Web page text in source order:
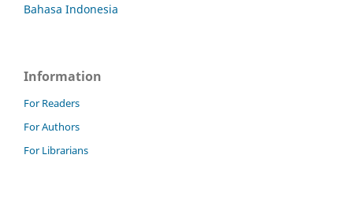
Bahasa Indonesia
Information
For Readers
For Authors
For Librarians